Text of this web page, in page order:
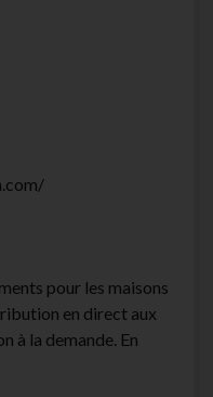
pour les maisons
en direct aux
à la demande. En